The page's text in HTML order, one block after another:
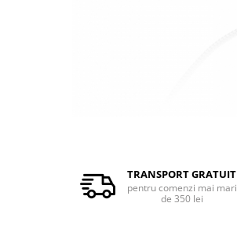
TRANSPORT GRATUIT
pentru comenzi mai mari
de 350 lei